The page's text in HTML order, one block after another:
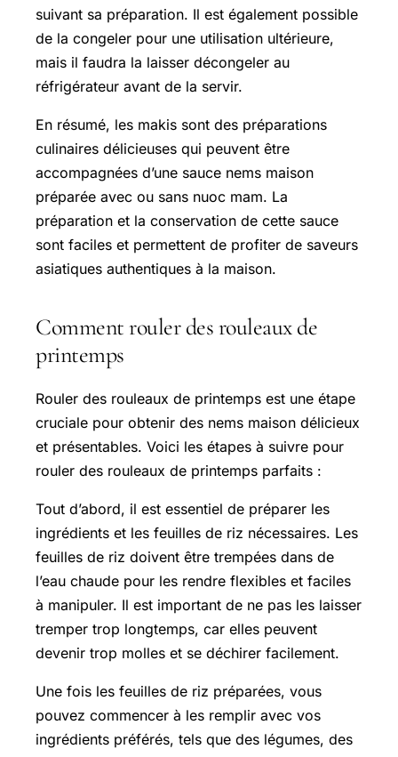
suivant sa préparation. Il est également possible
de la congeler pour une utilisation ultérieure,
mais il faudra la laisser décongeler au
réfrigérateur avant de la servir.
En résumé, les makis sont des préparations
culinaires délicieuses qui peuvent être
accompagnées d’une sauce nems maison
préparée avec ou sans nuoc mam. La
préparation et la conservation de cette sauce
sont faciles et permettent de profiter de saveurs
asiatiques authentiques à la maison.
Comment rouler des rouleaux de
printemps
Rouler des rouleaux de printemps est une étape
cruciale pour obtenir des nems maison délicieux
et présentables. Voici les étapes à suivre pour
rouler des rouleaux de printemps parfaits :
Tout d’abord, il est essentiel de préparer les
ingrédients et les feuilles de riz nécessaires. Les
feuilles de riz doivent être trempées dans de
l’eau chaude pour les rendre flexibles et faciles
à manipuler. Il est important de ne pas les laisser
tremper trop longtemps, car elles peuvent
devenir trop molles et se déchirer facilement.
Une fois les feuilles de riz préparées, vous
pouvez commencer à les remplir avec vos
ingrédients préférés, tels que des légumes, des